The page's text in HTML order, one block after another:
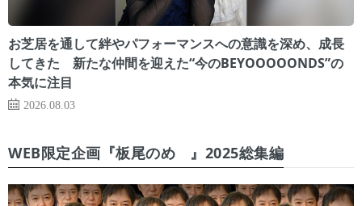
お芝居を通して絆やパフォーマンスへの意識を深め、成長
してきた 新たな仲間を迎えた“今のBEYOOOOONDS”の
本気に注目
2026.08.03
WEB限定企画『板尾のめ゙』2025総集編